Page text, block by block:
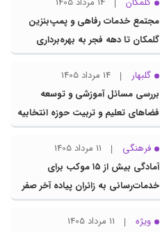
مجتمع خدمات رفاهی و پمپ‌بنزین
گلمکان تا دهه فجر به بهره‌برداری
می‌رسد
گلبهار
14 مرداد 1405
بررسی مسائل آموزشی و توسعه
فضاهای تعلیم و تربیت حوزه انتخابیه
در نشست مشترک عضو کمیسیون
آموزش مجلس با مدیرکل آموزش و
پرورش خراسان رضوی
فرهنگی
11 مرداد 1405
آمادگی بیش از ۱۵ موکب برای
خدمات‌رسانی به زائران پیاده آخر صفر
در شهرستان چناران
ویژه
11 مرداد 1405